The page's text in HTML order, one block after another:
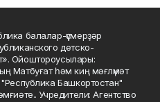
балалар-үҫмерҙәр
детско-
Ойоштороусылары:
Матбуғат һәм киң мәғлүмәт
Башкортостан"
Учредители: Агентство